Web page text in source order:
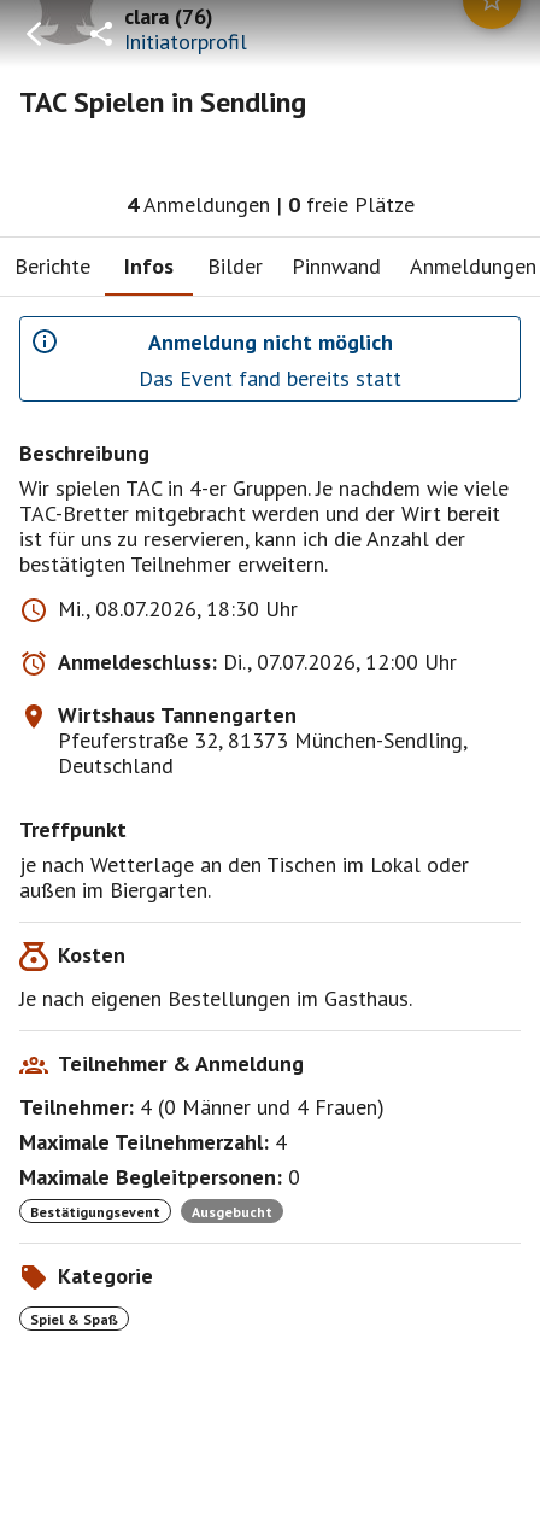
clara(76)
Initiatorprofil
TAC Spielen in Sendling
4Anmeldungen | 0 freie Plätze
Berichte Infos Bilder Pinnwand Anmeldungen
Anmeldung nicht möglich
Das Event fand bereits statt
Beschreibung
Wir spielen TAC in 4-er Gruppen. Je nachdem wie viele
TAC-Bretter mitgebracht werden und der Wirt bereit
ist für uns zu reservieren, kann ich die Anzahl der
bestätigten Teilnehmer erweitern.
Mi., 08.07.2026, 18:30 Uhr
Anmeldeschluss: Di., 07.07.2026, 12:00 Uhr
Wirtshaus Tannengarten
Pfeuferstraße 32, 81373 München-Sendling,
Deutschland
Treffpunkt
je nach Wetterlage an den Tischen im Lokal oder
außen im Biergarten.
Kosten
Je nach eigenen Bestellungen im Gasthaus.
Teilnehmer & Anmeldung
Teilnehmer: 4 (0 Männer und 4 Frauen)
Maximale Teilnehmerzahl: 4
Maximale Begleitpersonen: 0
Bestätigungsevent Ausgebucht
Kategorie
Spiel & Spaß